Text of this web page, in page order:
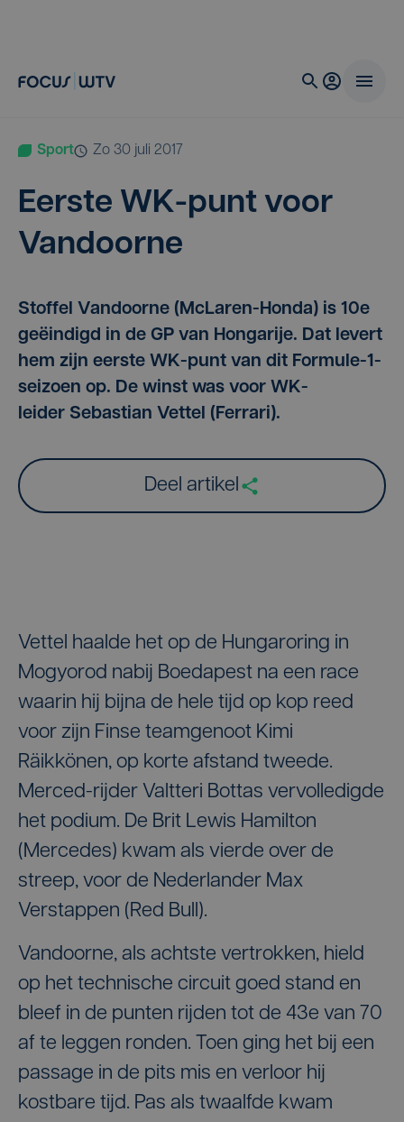
Sport zo 30 juli 2017
Eer­ste WK-punt voor
Vandoorne
Stoffel Vandoorne (McLaren-Honda) is 10e
geëindigd in de GP van Hongarije. Dat levert
hem zijn eerste WK-punt van dit Formule-1-
seizoen op. De winst was voor WK-
leider Sebastian Vettel (Ferrari).
Deel artikel
Vettel haalde het op de Hungaroring in
Mogyorod nabij Boedapest na een race
waarin hij bijna de hele tijd op kop reed
voor zijn Finse teamgenoot Kimi
Räikkönen, op korte afstand tweede.
Merced-rijder Valtteri Bottas vervolledigde
het podium. De Brit Lewis Hamilton
(Mercedes) kwam als vierde over de
streep, voor de Nederlander Max
Verstappen (Red Bull).
Vandoorne, als achtste vertrokken, hield
op het technische circuit goed stand en
bleef in de punten rijden tot de 43e van 70
af te leggen ronden. Toen ging het bij een
passage in de pits mis en verloor hij
kostbare tijd. Pas als twaalfde kwam